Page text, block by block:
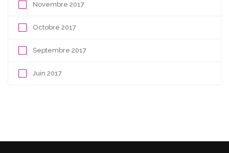
Novembre 2017
Octobre 2017
Septembre 2017
Juin 2017